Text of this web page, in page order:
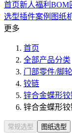
首页新人福利 BOM
选型插件案例图纸
更多
首页
全部产品分类
门部零件/脚
铰链
锌合金蝶形铰
锌合金蝶形
常规选型 图纸选型